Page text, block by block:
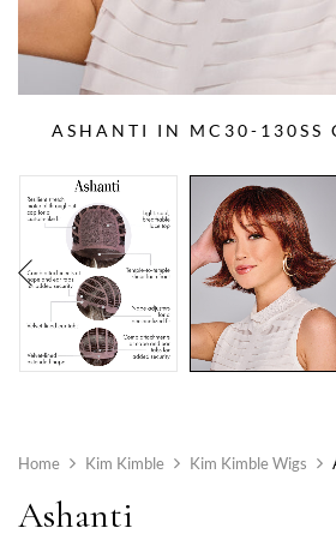
ASHANTI IN MC30-130SS
Home Kim Kimble Kim Kimble Wigs
Ashanti